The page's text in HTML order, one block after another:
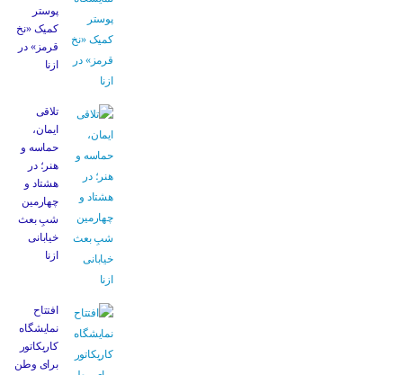
پوستر
کمیک «نخ
قرمز» در
ازنا
تلاقی
ایمان،
حماسه و
هنر؛ در
هشتاد و
چهارمین
شبِ بعث
خیابانی
ازنا
افتتاح
نمایشگاه
کاریکاتور
برای وطن